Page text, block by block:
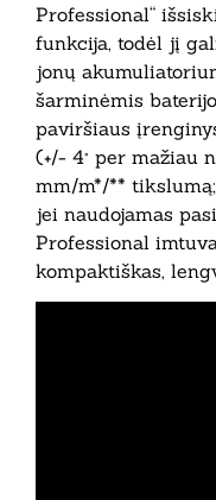
Professional“
funkcija, todėl jį
jonų
šarminėmis
paviršiaus
(+/- 4° per mažiau
mm/m*/**
jei naudojamas
Professional
kompaktiškas,